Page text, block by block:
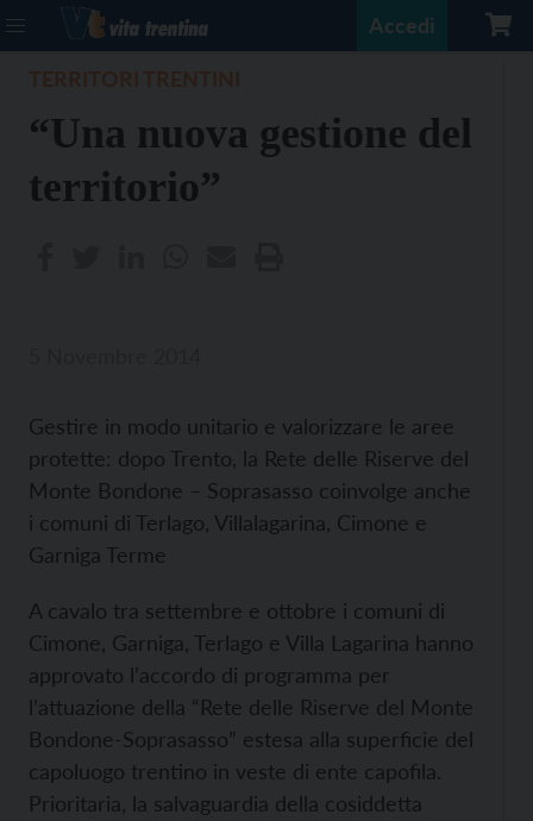
Accedi
“Una nuova gestione del
territorio”
Gestire in modo unitario e valorizzare le aree
protette: dopo Trento, la Rete delle Riserve del
Monte Bondone – Soprasasso coinvolge anche
i comuni di Terlago, Villalagarina, Cimone e
Garniga Terme
A cavalo tra settembre e ottobre i comuni di
Cimone, Garniga, Terlago e Villa Lagarina hanno
approvato l’accordo di programma per
l’attuazione della “Rete delle Riserve del Monte
Bondone-Soprasasso” estesa alla superficie del
capoluogo trentino in veste di ente capofila.
Prioritaria, la salvaguardia della cosiddetta